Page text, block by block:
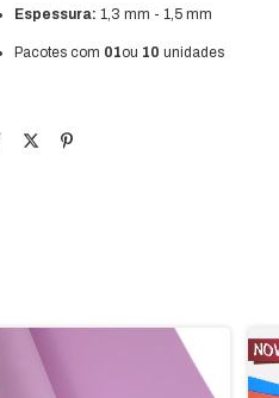
Espessura: 1,3 mm - 1,5 mm
Pacotes com 01ou 10 unidades